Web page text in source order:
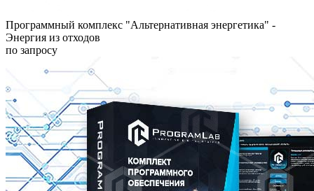
Программный комплекс "Альтернативная энергетика" -
Энергия из отходов
по запросу